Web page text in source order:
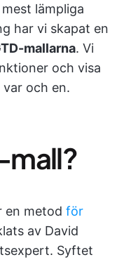
lämpliga
har vi skapat en
mallarna. Vi
och visa
och en.
mall?
en metod för
av David
Syftet